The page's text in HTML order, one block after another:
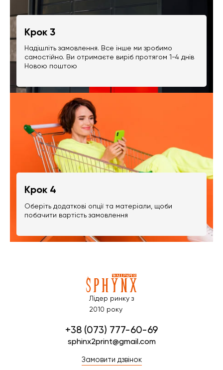
Крок 3
Надішліть замовлення. Все інше ми зробимо
самостійно. Ви отримаєте виріб протягом 1-4 днів
Новою поштою
Крок 4
Оберіть додаткові опції та матеріали, щоби
побачити вартість замовлення
Лідер ринку з
2010 року
+38 (073) 777-60-69
sphinx2print@gmail.com
Замовити дзвінок